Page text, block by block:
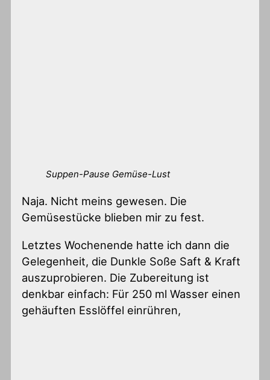
Suppen-Pause Gemüse-Lust
Naja. Nicht meins gewesen. Die
Gemüsestücke blieben mir zu fest.
Letztes Wochenende hatte ich dann die
Gelegenheit, die Dunkle Soße Saft & Kraft
auszuprobieren. Die Zubereitung ist
denkbar einfach: Für 250 ml Wasser einen
gehäuften Esslöffel einrühren,